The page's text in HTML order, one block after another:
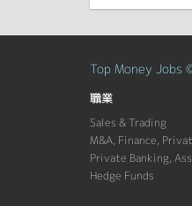
Top Money
職業
Sales & Trading
M&A, Finance,
Private Banking,
Hedge Funds